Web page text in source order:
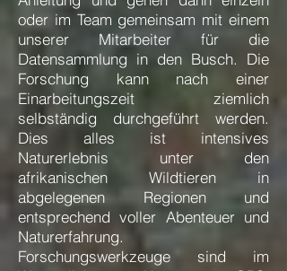
oder im Team gemeinsam mit einem
unserer Mitarbeiter für die
Datensammlung in den Busch. Die
Forschung kann nach einer
Einarbeitungszeit ziemlich
selbständig durchgeführt werden.
Dies alles ist intensives
Naturerlebnis unter den
afrikanischen Wildtieren in
abgelegenen Regionen und
entsprechend voller Abenteuer und
Naturerfahrung.
Forschungswerkzeuge sind im